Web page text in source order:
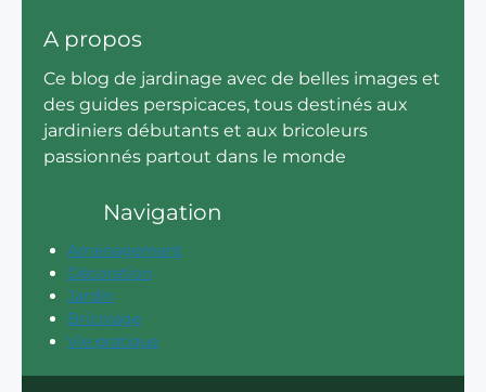
A propos
Ce blog de jardinage avec de belles images et
des guides perspicaces, tous destinés aux
jardiniers débutants et aux bricoleurs
passionnés partout dans le monde
Navigation
Aménagement
Décoration
Jardin
Bricolage
Vie pratique